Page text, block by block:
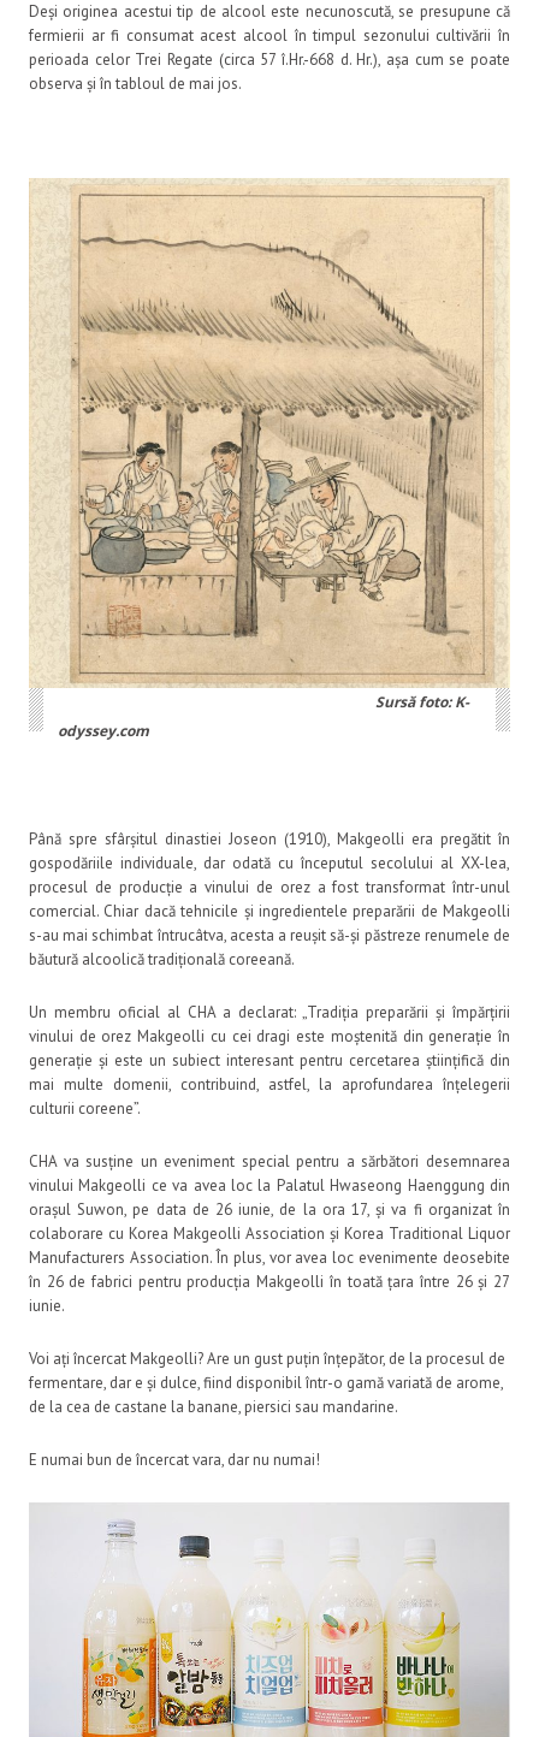
Deși originea acestui tip de alcool este necunoscută, se presupune că
fermierii ar fi consumat acest alcool în timpul sezonului cultivării în
perioada celor Trei Regate (circa 57 î.Hr.-668 d. Hr.), așa cum se poate
observa și în tabloul de mai jos.
Sursă foto: K-
odyssey.com
Până spre sfârșitul dinastiei Joseon (1910), Makgeolli era pregătit în
gospodăriile individuale, dar odată cu începutul secolului al XX-lea,
procesul de producție a vinului de orez a fost transformat într-unul
comercial. Chiar dacă tehnicile și ingredientele preparării de Makgeolli
s-au mai schimbat întrucâtva, acesta a reușit să-și păstreze renumele de
băutură alcoolică tradițională coreeană.
Un membru oficial al CHA a declarat: „Tradiția preparării și împărțirii
vinului de orez Makgeolli cu cei dragi este moștenită din generație în
generație și este un subiect interesant pentru cercetarea științifică din
mai multe domenii, contribuind, astfel, la aprofundarea înțelegerii
culturii coreene”.
CHA va susține un eveniment special pentru a sărbători desemnarea
vinului Makgeolli ce va avea loc la Palatul Hwaseong Haenggung din
orașul Suwon, pe data de 26 iunie, de la ora 17, și va fi organizat în
colaborare cu Korea Makgeolli Association și Korea Traditional Liquor
Manufacturers Association. În plus, vor avea loc evenimente deosebite
în 26 de fabrici pentru producția Makgeolli în toată țara între 26 și 27
iunie.
Voi ați încercat Makgeolli? Are un gust puțin înțepător, de la procesul de
fermentare, dar e și dulce, fiind disponibil într-o gamă variată de arome,
de la cea de castane la banane, piersici sau mandarine.
E numai bun de încercat vara, dar nu numai!